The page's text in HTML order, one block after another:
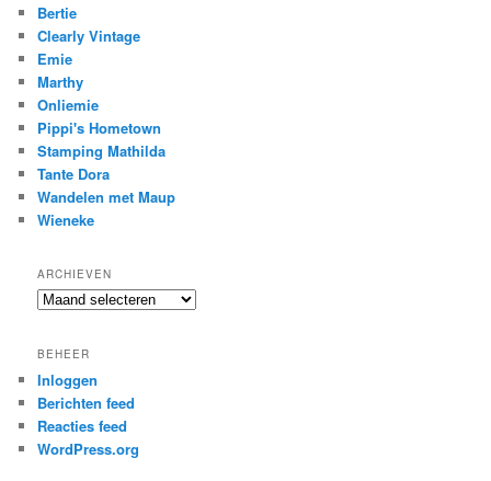
Bertie
Clearly Vintage
Emie
Marthy
Onliemie
Pippi's Hometown
Stamping Mathilda
Tante Dora
Wandelen met Maup
Wieneke
ARCHIEVEN
Archieven
BEHEER
Inloggen
Berichten feed
Reacties feed
WordPress.org